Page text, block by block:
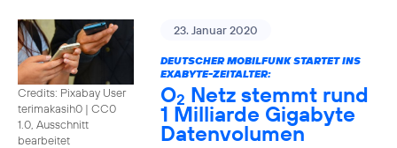
Credits: Pixabay User
terimakasih0 | CC0
1.0, Ausschnitt
bearbeitet
23. Januar 2020
DEUTSCHER MOBILFUNK STARTET INS
EXABYTE-ZEITALTER:
O2 Netz stemmt rund
1 Milliarde Gigabyte
Datenvolumen